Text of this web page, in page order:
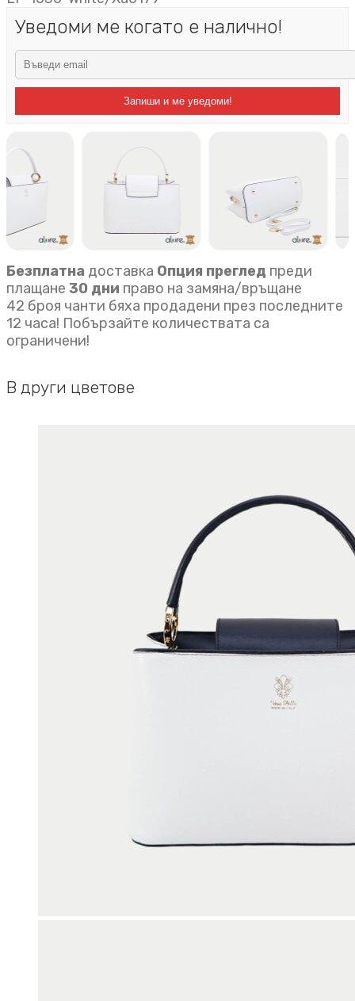
Уведоми ме когато е налично!
Запиши и ме уведоми!
Безплатна доставка Опция преглед преди
плащане 30 дни право на замяна/връщане
42 броя чанти бяха продадени през последните
12 часа! Побързайте количествата са
ограничени!
В други цветове